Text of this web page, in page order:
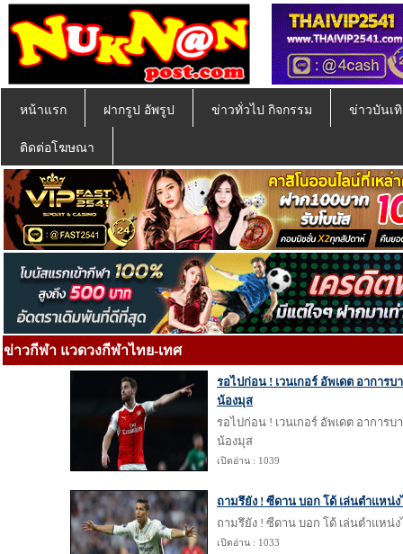
หน้าแรก ฝากรูป อัพรูป ข่าวทั่วไป กิจกรรม ข่าวบันเ
ติดต่อโฆษณา
ข่าวกีฬา แวดวงกีฬาไทย-เทศ
รอไปก่อน ! เวนเกอร์ อัพเดต อาการบ
น้องมุส
รอไปก่อน ! เวนเกอร์ อัพเดต อาการบ
น้องมุส
เปิดอ่าน : 1039
ถามรึยัง ! ซีดาน บอก โด้ เล่นตำแหน่
ถามรึยัง ! ซีดาน บอก โด้ เล่นตำแหน่
เปิดอ่าน : 1033